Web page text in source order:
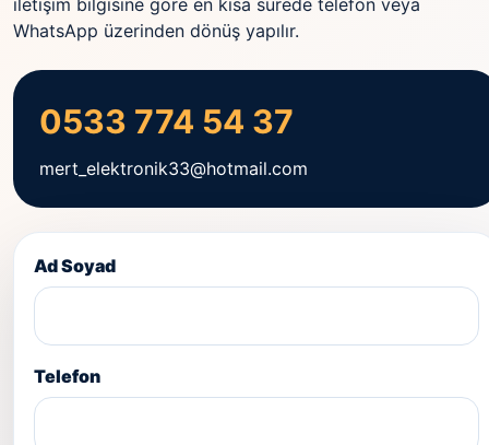
iletişim bilgisine göre en kısa sürede telefon veya
WhatsApp üzerinden dönüş yapılır.
0533 774 54 37
mert_elektronik33@hotmail.com
Ad Soyad
Telefon